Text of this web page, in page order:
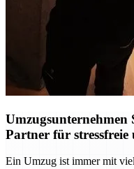
Umzugsunternehmen
Partner für stressfreie
Ein Umzug ist immer mit